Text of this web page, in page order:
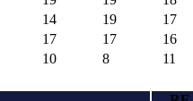
14 19 17
17 17 16
10 8 11